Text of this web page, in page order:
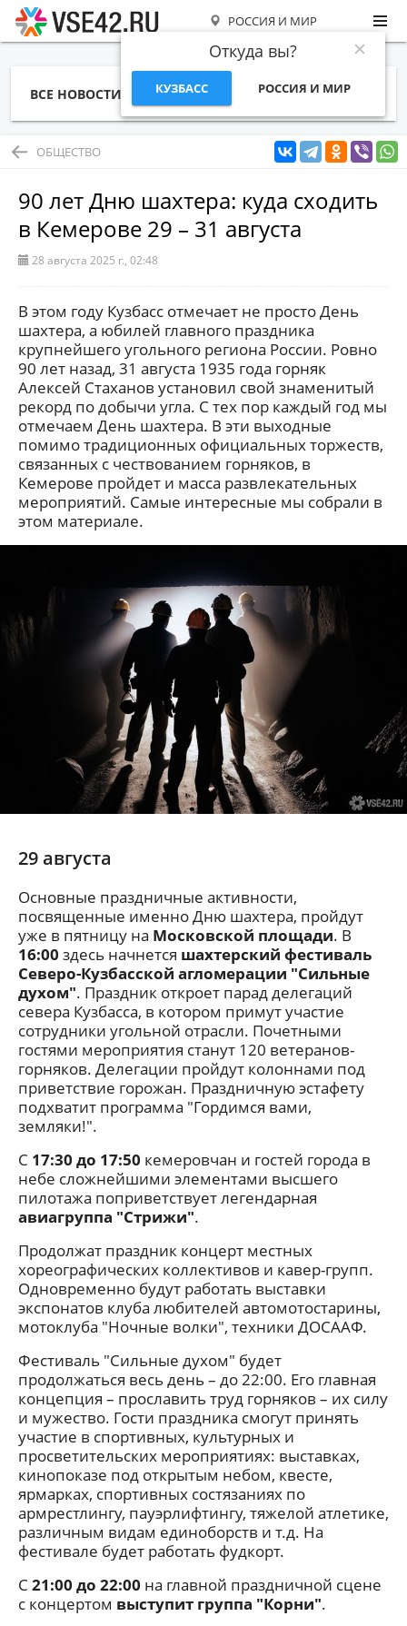
РОССИЯ И МИР
Откуда вы?
КУЗБАСС РОССИЯ И МИР
ВСЕ НОВОСТИ СТАТЬИ ТЕМЫ ФОТО
ОБЩЕСТВО
90 лет Дню шахтера: куда сходить
в Кемерове 29 – 31 августа
28 августа 2025 г., 02:48
В этом году Кузбасс отмечает не просто День
шахтера, а юбилей главного праздника
крупнейшего угольного региона России. Ровно
90 лет назад, 31 августа 1935 года горняк
Алексей Стаханов установил свой знаменитый
рекорд по добычи угла. С тех пор каждый год мы
отмечаем День шахтера. В эти выходные
помимо традиционных официальных торжеств,
связанных с чествованием горняков, в
Кемерове пройдет и масса развлекательных
мероприятий. Самые интересные мы собрали в
этом материале.
29 августа
Основные праздничные активности,
посвященные именно Дню шахтера, пройдут
уже в пятницу на Московской площади. В
16:00 здесь начнется шахтерский фестиваль
Северо-Кузбасской агломерации "Сильные
духом". Праздник откроет парад делегаций
севера Кузбасса, в котором примут участие
сотрудники угольной отрасли. Почетными
гостями мероприятия станут 120 ветеранов-
горняков. Делегации пройдут колоннами под
приветствие горожан. Праздничную эстафету
подхватит программа "Гордимся вами,
земляки!".
С 17:30 до 17:50 кемеровчан и гостей города в
небе сложнейшими элементами высшего
пилотажа поприветствует легендарная
авиагруппа "Стрижи".
Продолжат праздник концерт местных
хореографических коллективов и кавер-групп.
Одновременно будут работать выставки
экспонатов клуба любителей автомотостарины,
мотоклуба "Ночные волки", техники ДОСААФ.
Фестиваль "Сильные духом" будет
продолжаться весь день – до 22:00. Его главная
концепция – прославить труд горняков – их силу
и мужество. Гости праздника смогут принять
участие в спортивных, культурных и
просветительских мероприятиях: выставках,
кинопоказе под открытым небом, квесте,
ярмарках, спортивных состязаниях по
армрестлингу, пауэрлифтингу, тяжелой атлетике,
различным видам единоборств и т.д. На
фестивале будет работать фудкорт.
С 21:00 до 22:00 на главной праздничной сцене
с концертом выступит группа "Корни".